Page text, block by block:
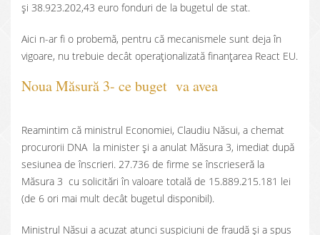
și 38.923.202,43 euro fonduri de la bugetul de stat.
Aici n-ar fi o probemă, pentru că mecanismele sunt deja în
vigoare, nu trebuie decât operaționalizată finanțarea React EU.
Noua Măsură 3- ce buget va avea
Reamintim că ministrul Economiei, Claudiu Năsui, a chemat
procurorii DNA la minister și a anulat Măsura 3, imediat după
sesiunea de înscrieri. 27.736 de firme se înscrieseră la
Măsura 3 cu solicitări în valoare totală de 15.889.215.181 lei
(de 6 ori mai mult decât bugetul disponibil).
Ministrul Năsui a acuzat atunci suspiciuni de fraudă și a spus